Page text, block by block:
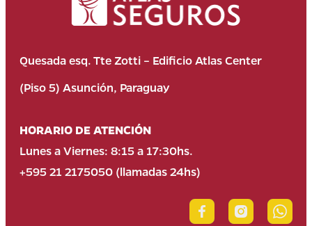
Quesada esq. Tte Zotti – Edificio Atlas Center
(Piso 5) Asunción, Paraguay
HORARIO DE ATENCIÓN
Lunes a Viernes: 8:15 a 17:30hs.
+595 21 2175050 (llamadas 24hs)